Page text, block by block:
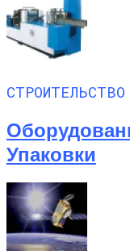
Упаковки